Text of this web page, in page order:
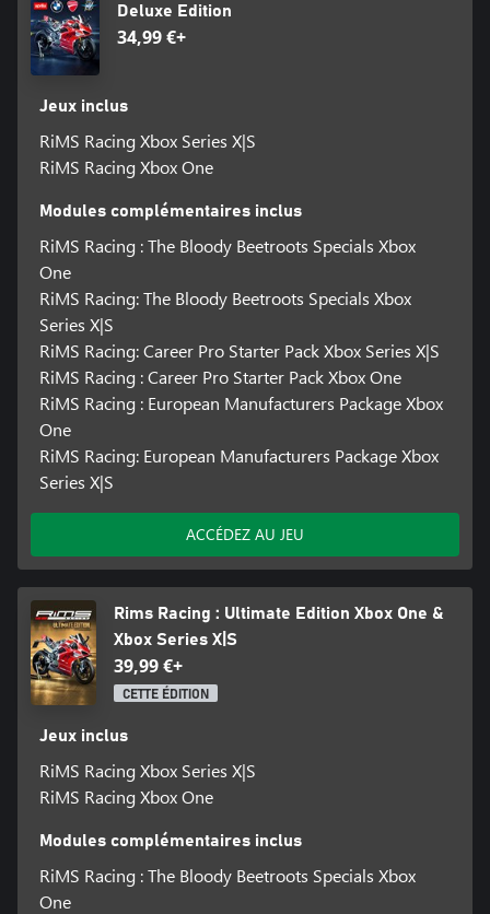
Deluxe Edition
34,99 €+
Jeux inclus
RiMS Racing Xbox Series X|S
RiMS Racing Xbox One
Modules complémentaires inclus
RiMS Racing : The Bloody Beetroots Specials Xbox
One
RiMS Racing: The Bloody Beetroots Specials Xbox
Series X|S
RiMS Racing: Career Pro Starter Pack Xbox Series X|S
RiMS Racing : Career Pro Starter Pack Xbox One
RiMS Racing : European Manufacturers Package Xbox
One
RiMS Racing: European Manufacturers Package Xbox
Series X|S
ACCÉDEZ AU JEU
Rims Racing : Ultimate Edition Xbox One &
Xbox Series X|S
39,99 €+
CETTE ÉDITION
Jeux inclus
RiMS Racing Xbox Series X|S
RiMS Racing Xbox One
Modules complémentaires inclus
RiMS Racing : The Bloody Beetroots Specials Xbox
One